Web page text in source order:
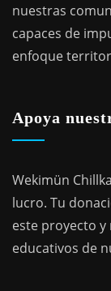
nuestras
capaces de
enfoque
Apoya
Wekimün
lucro. Tu
este proyecto
educativos de